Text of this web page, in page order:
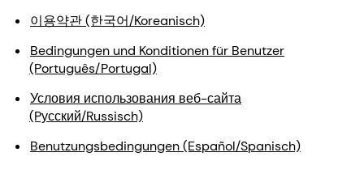
이용약관 (한국어/Koreanisch)
Bedingungen und Konditionen für Benutzer
(Português/Portugal)
Условия использования веб-сайта
(Pусский/Russisch)
Benutzungsbedingungen (Español/Spanisch)